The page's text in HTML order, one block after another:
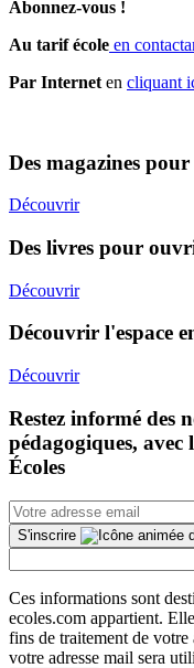
Abonnez-vous !
Au tarif école en
Par Internet en cliquant
Des magazines
Découvrir
Des livres pour
Découvrir
Découvrir l'espace
Découvrir
Restez informé des
pédagogiques,
Écoles
S'inscrire
Ces informations sont
ecoles.com appartient.
fins de traitement de votre
votre adresse mail sera